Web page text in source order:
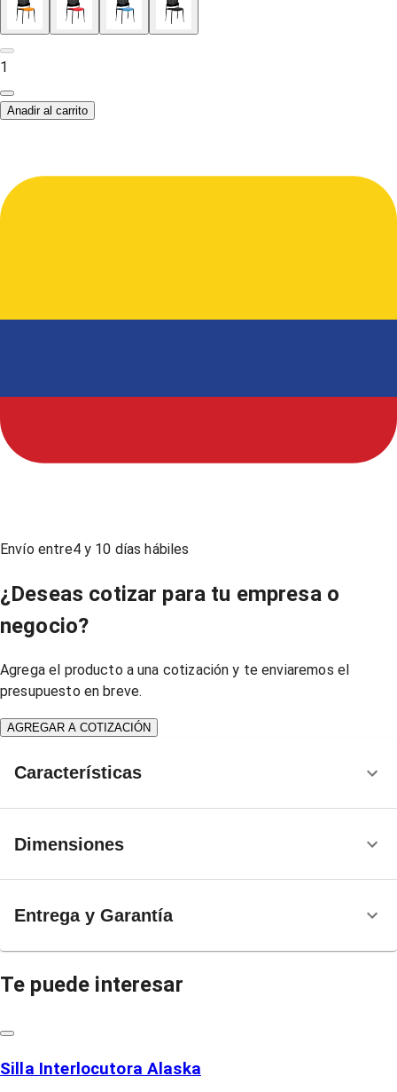
1
Anadir al carrito
Envío entre4y 10 días hábiles
¿Deseas cotizar para tu empresa o
negocio?
Agrega el producto a una cotización y te enviaremos el
presupuesto en breve.
AGREGAR A COTIZACIÓN
Características
Dimensiones
Entrega y Garantía
Te puede interesar
Silla Interlocutora Alaska